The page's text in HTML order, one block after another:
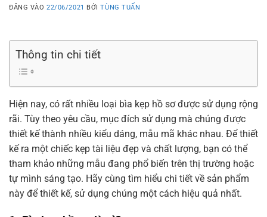
ĐĂNG VÀO22/06/2021 BỞITÙNG TUẤN
Thông tin chi tiết
Hiện nay, có rất nhiều loại bìa kẹp hồ sơ được sử dụng rộng
rãi. Tùy theo yêu cầu, mục đích sử dụng mà chúng được
thiết kế thành nhiều kiểu dáng, mẫu mã khác nhau. Để thiết
kế ra một chiếc kẹp tài liệu đẹp và chất lượng, bạn có thể
tham khảo những mẫu đang phổ biến trên thị trường hoặc
tự mình sáng tạo. Hãy cùng tìm hiểu chi tiết về sản phẩm
này để thiết kế, sử dụng chúng một cách hiệu quả nhất.